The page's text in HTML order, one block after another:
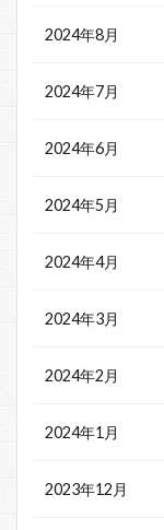
2024年8月
2024年7月
2024年6月
2024年5月
2024年4月
2024年3月
2024年2月
2024年1月
2023年12月